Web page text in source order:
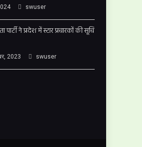
swuser
पार्टी ने प्रदेश में स्टार प्रचारकों की सूचि
2023 swuser